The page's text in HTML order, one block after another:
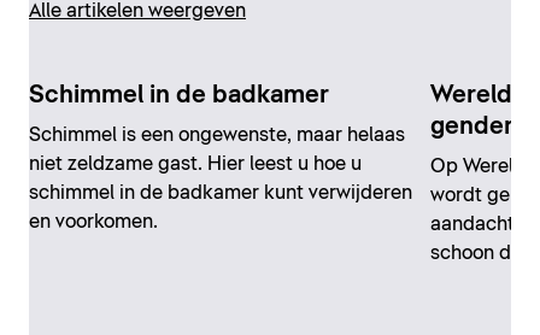
Alle artikelen weergeven
Schimmel in de badkamer
Schimmel is een ongewenste, maar helaas
niet zeldzame gast. Hier leest u hoe u
schimmel in de badkamer kunt verwijderen
en voorkomen.
gender“
Op
wordt
aandacht
schoon